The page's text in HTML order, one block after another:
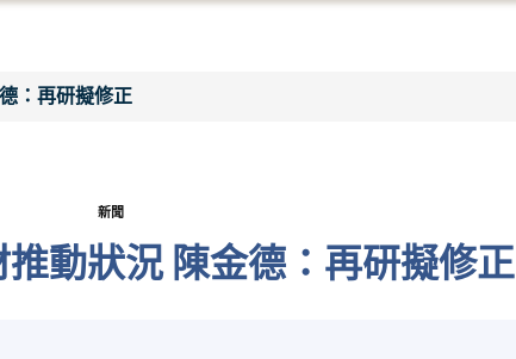
：再研擬修正
新聞
動狀況 陳金德：再研擬修正